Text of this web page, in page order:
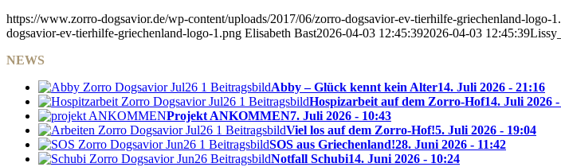
https://www.zorro-dogsavior.de/wp-content/uploads/2017/06/zorro-dogsavior-ev-tierhilfe-griechenland-logo-
dogsavior-ev-tierhilfe-griechenland-logo-1.png Elisabeth Bast2026-04-03 12:45:392026-04-03 12:45:39
NEWS
Abby – Glück kennt kein Alter14. Juli 2026 - 21:16
Hospizarbeit auf dem Zorro-Hof14. Juli 2026
Projekt ANKOMMEN7. Juli 2026 - 10:43
Viel los auf dem Zorro-Hof!5. Juli 2026 - 19:04
SOS aus Griechenland!28. Juni 2026 - 11:42
Notfall Schubi14. Juni 2026 - 10:24